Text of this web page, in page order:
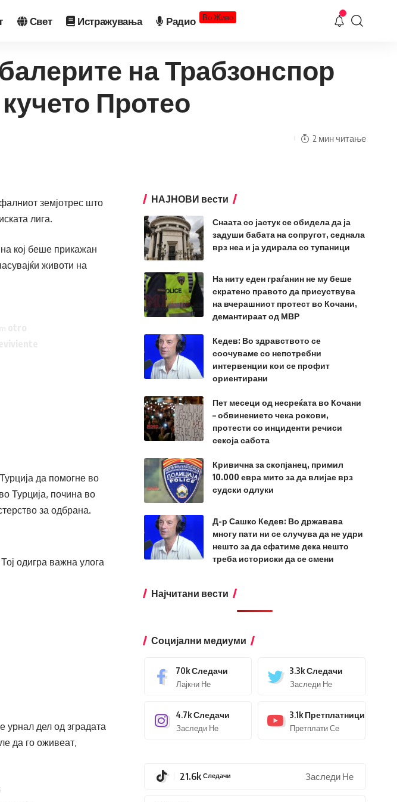
Свет Истражувања Радио Во Живо
на Трабзонспор
Протео
2 мин читање
земјотрес што
лига.
кој беше прикажан
животи на
да помогне во
Турција, почина во
за одбрана.
одигра важна улога
урнал дел од зградата
да го оживеат,
НАЈНОВИ вести
Снаата со јастук се обидела да ја
задуши бабата на сопругот, седнала
врз неа и ја удирала со тупаници
На ниту еден граѓанин не му беше
скратено правото да присуствува
на вчерашниот протест во Кочани,
демантираат од МВР
Кедев: Во здравството се
соочуваме со непотребни
интервенции кои се профит
ориентирани
Пет месеци од несреќата во Кочани
– обвинението чека рокови,
протести со инциденти речиси
секоја сабота
Кривична за скопјанец, примил
10.000 евра мито за да влијае врз
судски одлуки
Д-р Сашко Кедев: Во државава
многу пати ни се случува да не удри
нешто за да сфатиме дека нешто
треба историски да се смени
Најчитани вести
Социјални медиуми
70kСледачи
Лајкни Не
3.3kСледачи
Заследи Не
4.7kСледачи
Заследи Не
3.1k Претплатници
Претплати Се
21.6k Следачи Заследи Не